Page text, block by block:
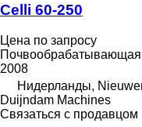
Celli 60-250
Цена по запросу
Почвообрабатывающая
2008
Нидерланды,
Duijndam Machines
Связаться с продавцом